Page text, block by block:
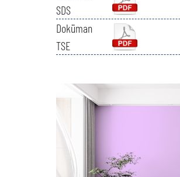
SDS
Doküman
TSE